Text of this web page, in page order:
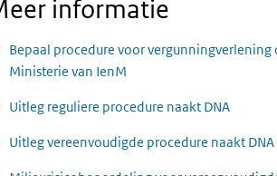
informatie
Bepaal procedure voor vergunningverlening
Ministerie van IenM
Uitleg reguliere procedure naakt DNA
Uitleg vereenvoudigde procedure naakt DNA